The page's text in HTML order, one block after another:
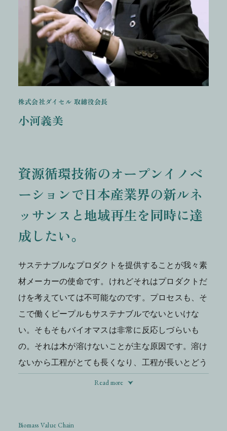
株式会社ダイセル 取締役会長
小河義美
資源循環技術のオープンイノベ
ーションで日本産業界の新ルネ
ッサンスと地域再生を同時に達
成したい。
サステナブルなプロダクトを提供することが我々素
材メーカーの使命です。けれどそれはプロダクトだ
けを考えていては不可能なのです。プロセスも、そ
こで働くピープルもサステナブルでないといけな
い。そもそもバイオマスは非常に反応しづらいも
の。それは木が溶けないことが主な原因です。溶け
ないから工程がとても長くなり、工程が長いとどう
してもエネルギーが多消費になってしまいます。環
セスになってしまう。これではとても環境にやさし
Read more
Biomass Value Chain